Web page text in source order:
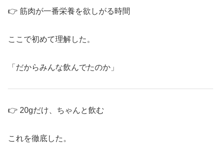
👉 筋肉が一番栄養を欲しがる時間
ここで初めて理解した。
「だからみんな飲んでたのか」
👉 20gだけ、ちゃんと飲む
これを徹底した。